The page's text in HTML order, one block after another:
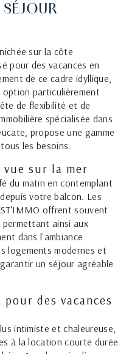
sur la côte
pour des vacances en
de ce cadre idyllique,
particulièrement
de flexibilité et de
spécialisée dans
propose une gamme
les besoins.
vue sur la mer
du matin en contemplant
votre balcon. Les
offrent souvent
permettant ainsi aux
dans l'ambiance
logements modernes et
un séjour agréable
pour des vacances
intimiste et chaleureuse,
à la location courte durée